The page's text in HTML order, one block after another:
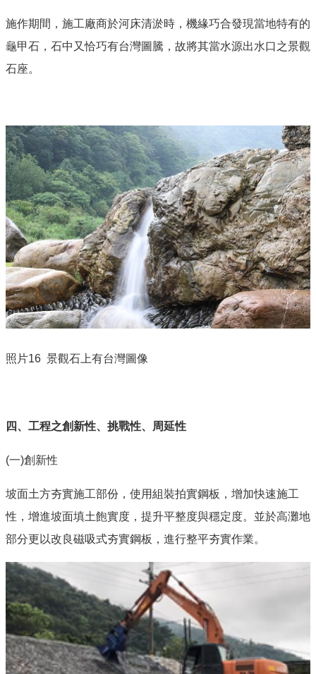
施作期間，施工廠商於河床清淤時，機緣巧合發現當地特有的
龜甲石，石中又恰巧有台灣圖騰，故將其當水源出水口之景觀
石座。
照片16 景觀石上有台灣圖像
四、工程之創新性、挑戰性、周延性
(一)創新性
坡面土方夯實施工部份，使用組裝拍實鋼板，增加快速施工
性，增進坡面填土飽實度，提升平整度與穩定度。並於高灘地
部分更以改良磁吸式夯實鋼板，進行整平夯實作業。